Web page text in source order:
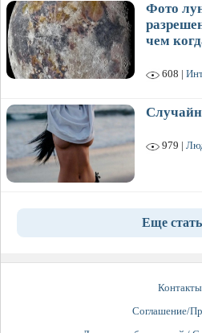
Фото
чем
608 |
979 |
Еще
Контакты
Соглашение/